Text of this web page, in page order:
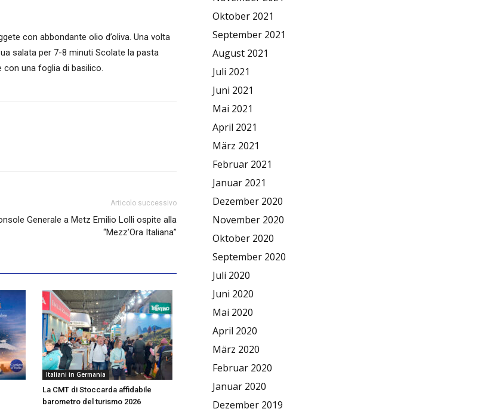
con abbondante olio d’oliva. Una volta
salata per 7-8 minuti Scolate la pasta
una foglia di basilico.
Articolo successivo
Generale a Metz Emilio Lolli ospite alla
“Mezz’Ora Italiana”
Italiani in Germania
La CMT di Stoccarda affidabile
barometro del turismo 2026
Oktober 2021
September 2021
August 2021
Juli 2021
Juni 2021
Mai 2021
April 2021
März 2021
Februar 2021
Januar 2021
Dezember 2020
November 2020
Oktober 2020
September 2020
Juli 2020
Juni 2020
Mai 2020
April 2020
März 2020
Februar 2020
Januar 2020
Dezember 2019